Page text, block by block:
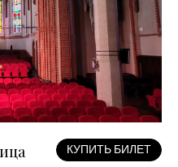
КУПИТЬ БИЛЕТ